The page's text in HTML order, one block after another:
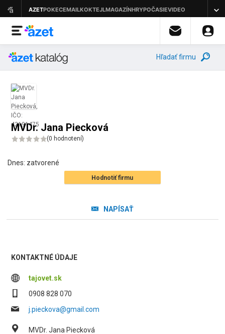
Hľadať firmu
MVDr. Jana Piecková
(0 hodnotení)
Dnes: zatvorené
Hodnotiť firmu
NAPÍSAŤ
KONTAKTNÉ ÚDAJE
tajovet.sk
0908 828 070
j.pieckova@gmail.com
MVDr. Jana Piecková